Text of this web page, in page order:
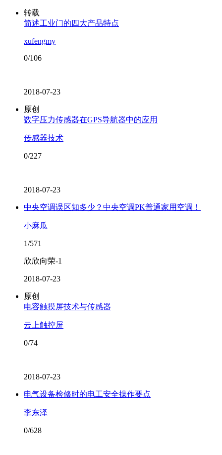
转载
简述工业门的四大产品特点
xufengmy
0/106
2018-07-23
原创
数字压力传感器在GPS导航器中的应用
传感器技术
0/227
2018-07-23
中央空调误区知多少？中央空调PK普通家用空调！
小麻瓜
1/571
欣欣向荣-1
2018-07-23
原创
电容触摸屏技术与传感器
云上触控屏
0/74
2018-07-23
电气设备检修时的电工安全操作要点
李东泽
0/628